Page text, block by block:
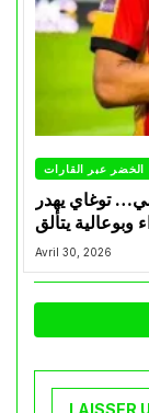
الخضر عبر القارات
توغاي يهدر
وبوعالية يتألق
Avril 30, 2026
LAISSER